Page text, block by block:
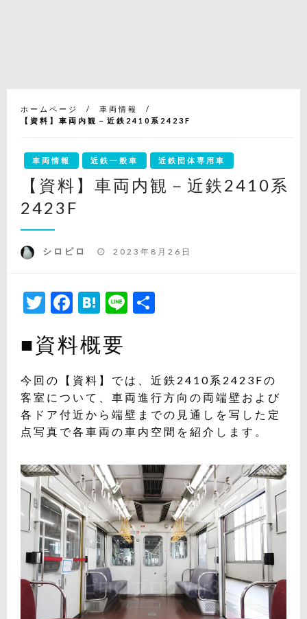
ホームページ
車両情報
【資料】車両内観－近鉄2410系2423F
車両情報 近鉄一般車 近鉄団体専用車
【資料】車両内観－近鉄2410系
2423F
シロピロ
投
2023年8月26日
Twitter
Facebook
Hatena
Line
■資料概要
今回の【資料】では、近鉄2410系2423Fの
客室について、車両進行方向の両端壁および
各ドア付近から端壁までの見通しを写した定
点写真で各車両の車内空間を紹介します。